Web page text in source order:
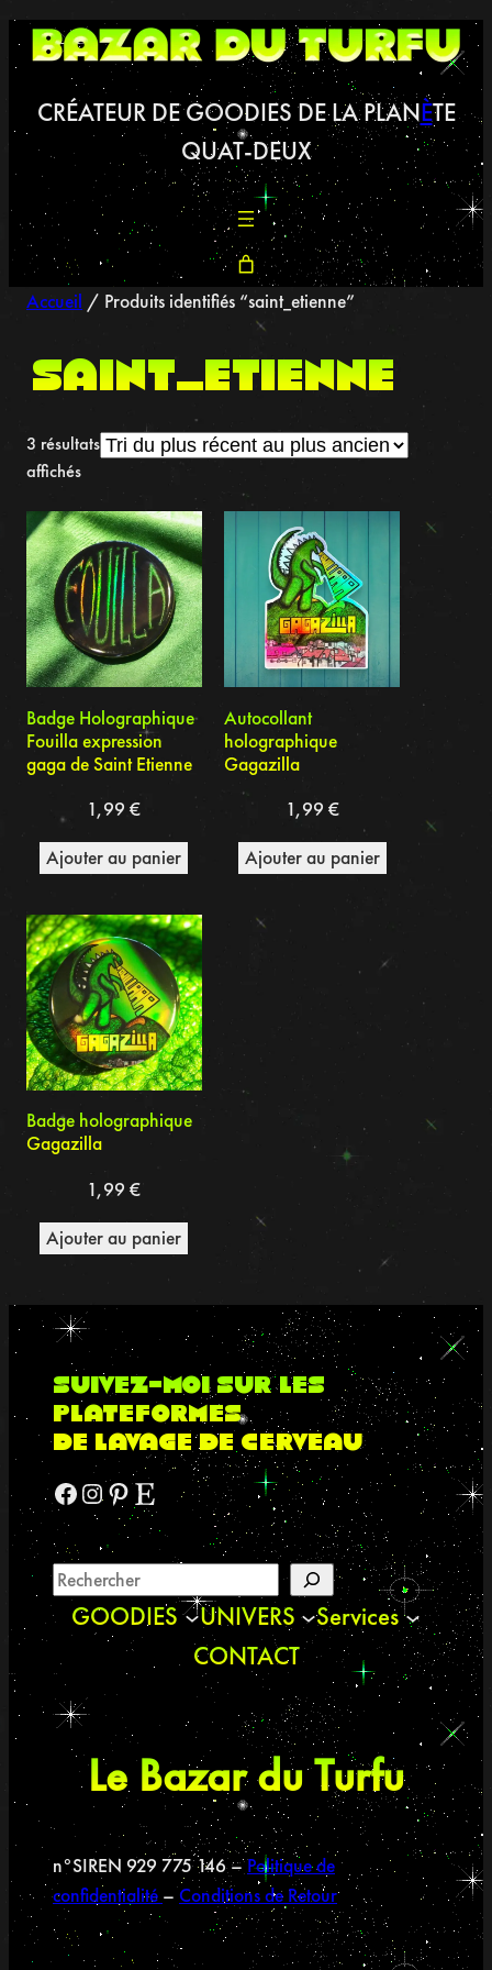
Aller
au
CRÉATEUR DE GOODIES DE LA PLANÈTE
QUAT-DEUX
Accueil / Produits identifiés “saint_etienne”
saint_etienne
3 résultats
affichésTrié
plus
récent
au
plus
ancien
Badge Holographique
Fouilla expression
gaga de Saint Etienne
1,99€
Ajouter au panier
Autocollant
holographique
Gagazilla
1,99 €
Ajouter au panier
Badge holographique
Gagazilla
1,99€
Ajouter au panier
suivez-moi sur les
plateformes
de lavage de cerveau
Facebook InstagramPinterest Etsy
GOODIES UNIVERS
Services
CONTACT
Le Bazar du Turfu
n°SIREN 929 775 146 –Politique de
confidentialité –Conditions de Retour